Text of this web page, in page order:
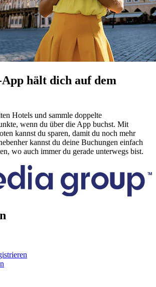
hält dich auf dem
Hotels und sammle doppelte
wenn du über die App buchst. Mit
kannst du sparen, damit du noch mehr
kannst du deine Buchungen einfach
wo auch immer du gerade unterwegs bist.